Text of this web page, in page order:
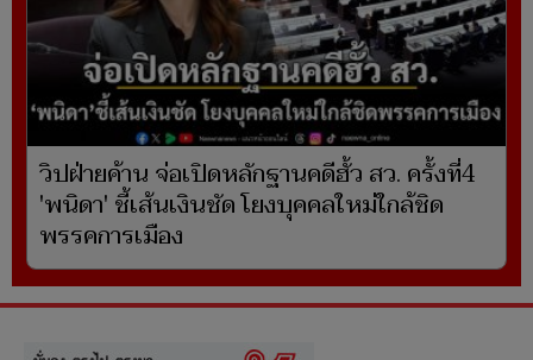
วิปฝ่ายค้าน จ่อเปิดหลักฐานคดีฮั้ว สว. ครั้งที่4
'พนิดา' ชี้เส้นเงินชัด โยงบุคคลใหม่ใกล้ชิด
พรรคการเมือง